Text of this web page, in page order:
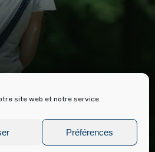
site web et notre service.
Préférences
ROMEU